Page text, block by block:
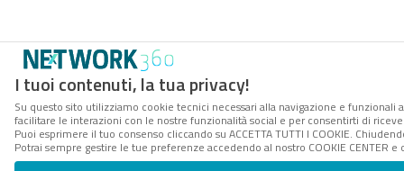
I tuoi contenuti, la tua privacy!
Su questo sito utilizziamo cookie tecnici necessari alla navigazione e
facilitare le interazioni con le nostre funzionalità social e per consentirti di
Puoi esprimere il tuo consenso cliccando su ACCETTA TUTTI I COOKIE.
Potrai sempre gestire le tue preferenze accedendo al nostro COOKIE